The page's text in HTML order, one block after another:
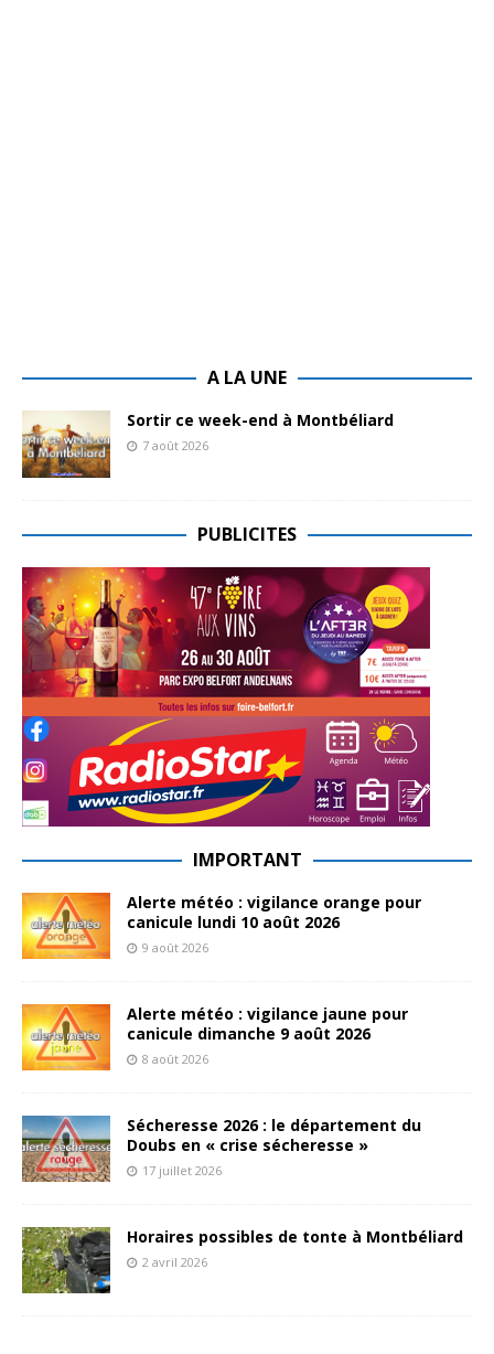
A LA UNE
Sortir ce week-end à Montbéliard
7 août 2026
PUBLICITES
IMPORTANT
Alerte météo : vigilance orange pour
canicule lundi 10 août 2026
9 août 2026
Alerte météo : vigilance jaune pour
canicule dimanche 9 août 2026
8 août 2026
Sécheresse 2026 : le département du
Doubs en « crise sécheresse »
17 juillet 2026
Horaires possibles de tonte à Montbéliard
2 avril 2026